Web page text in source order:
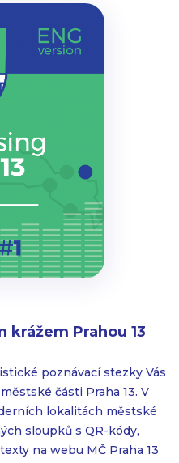
krážem Prahou 13
poznávací stezky Vás
části Praha 13. V
lokalitách městské
sloupků s QR-kódy,
na webu MČ Praha 13